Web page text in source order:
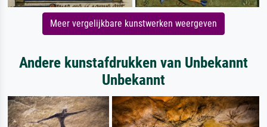
Meer vergelijkbare kunstwerken weergeven
Andere kunstafdrukken van Unbekannt
Unbekannt